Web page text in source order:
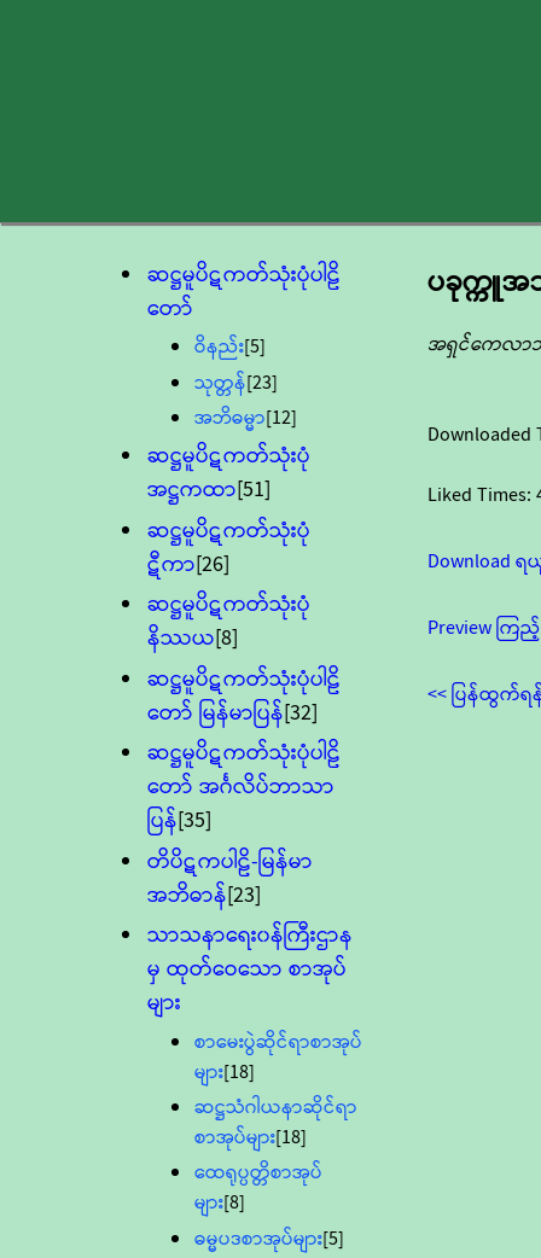
ဆဋ္ဌမူပိဋကတ်သုံးပုံပါဠိ
တော်
ဝိနည်း[5]
သုတ္တန်[23]
အဘိဓမ္မာ[12]
ဆဋ္ဌမူပိဋကတ်သုံးပုံ
အဋ္ဌကထာ[51]
ဆဋ္ဌမူပိဋကတ်သုံးပုံ
ဋီကာ[26]
ဆဋ္ဌမူပိဋကတ်သုံးပုံ
နိဿယ[8]
ဆဋ္ဌမူပိဋကတ်သုံးပုံပါဠိ
တော် မြန်မာပြန်[32]
ဆဋ္ဌမူပိဋကတ်သုံးပုံပါဠိ
တော် အင်္ဂလိပ်ဘာသာ
ပြန်[35]
တိပိဋကပါဠိ-မြန်မာ
အဘိဓာန်[23]
သာသနာရေး၀န်ကြီးဌာန
မှ ထုတ်ဝေသော စာအုပ်
များ
စာမေးပွဲဆိုင်ရာစာအုပ်
များ[18]
ဆဋ္ဌသံဂါယနာဆိုင်ရာ
စာအုပ်များ[18]
ထေရုပ္ပတ္တိစာအုပ်
များ[8]
ဓမ္မပဒစာအုပ်များ[5]
ပခုက္ကူ
အရှင်ကေလာ
Downloaded
Liked Times:
Download
Preview ကြ
<< ပြန်ထွက်ရ